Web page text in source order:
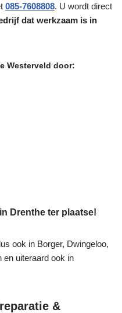
085-7608808. U wordt direct
dat werkzaam is in
Westerveld door:
Drenthe ter plaatse!
ook in Borger, Dwingeloo,
en uiteraard ook in
&